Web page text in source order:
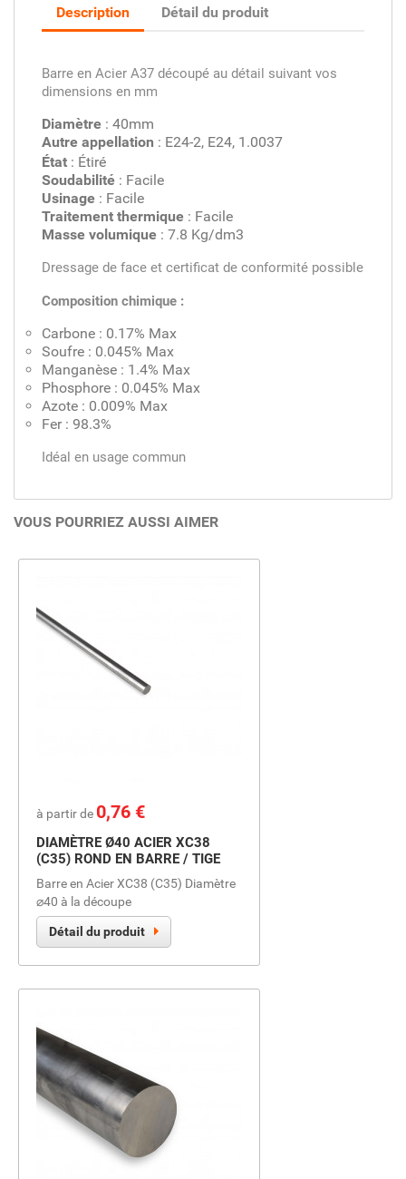
Description Détail du produit
Barre en Acier A37 découpé au détail suivant vos
dimensions en mm
Diamètre : 40mm
Autre appellation : E24-2, E24, 1.0037
État : Étiré
Soudabilité : Facile
Usinage : Facile
Traitement thermique : Facile
Masse volumique : 7.8 Kg/dm3
Dressage de face et certificat de conformité possible
Composition chimique :
Carbone : 0.17% Max
Soufre : 0.045% Max
Manganèse : 1.4% Max
Phosphore : 0.045% Max
Azote : 0.009% Max
Fer : 98.3%
Idéal en usage commun
VOUS POURRIEZ AUSSI AIMER
à partir de Prix
0,76 €
DIAMÈTRE Ø40 ACIER XC38
(C35) ROND EN BARRE / TIGE
Barre en Acier XC38 (C35) Diamètre
⌀40 à la découpe
Détail du produit